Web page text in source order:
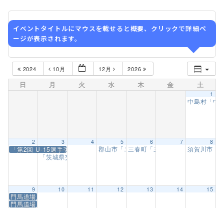
イベントタイトルにマウスを載せると概要、クリックで詳細ペ
ージが表示されます。
2024 10月 12月 2026
日 月 火 水 木 金 土
1
中島村「中
2
「第2回 U-15選手強化合宿、指導員審判講習会」
3
「茨城県交流大会」
4 5
郡山市「ユーパロ室ノ木保育園武道教室
6
三春町「三春幼保園 武道教室
7 8
須賀川市「
9
門馬道場「昇級審査会」
門馬道場「特別番組 あきらめない」放送
10 11 12 13 14 15